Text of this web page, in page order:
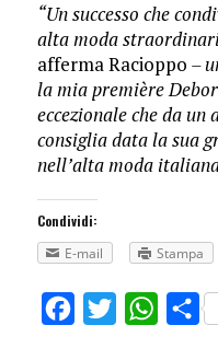
“Un successo che
alta moda
afferma Racioppo –
la mia première
eccezionale che da
consiglia data la sua
nell’alta moda
Condividi:
E-mail
Stampa
FacebookTwitter